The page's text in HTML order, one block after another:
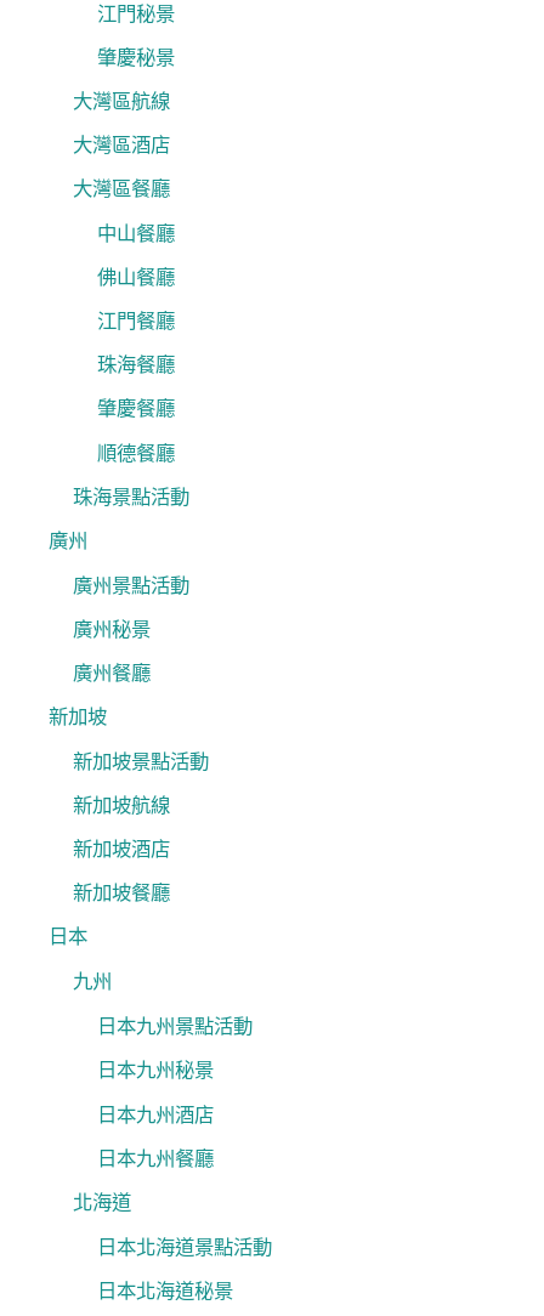
江門秘景
肇慶秘景
大灣區航線
大灣區酒店
大灣區餐廳
中山餐廳
佛山餐廳
江門餐廳
珠海餐廳
肇慶餐廳
順德餐廳
珠海景點活動
廣州
廣州景點活動
廣州秘景
廣州餐廳
新加坡
新加坡景點活動
新加坡航線
新加坡酒店
新加坡餐廳
日本
九州
日本九州景點活動
日本九州秘景
日本九州酒店
日本九州餐廳
北海道
日本北海道景點活動
日本北海道秘景